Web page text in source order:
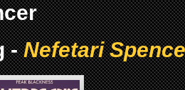
-Nefetari